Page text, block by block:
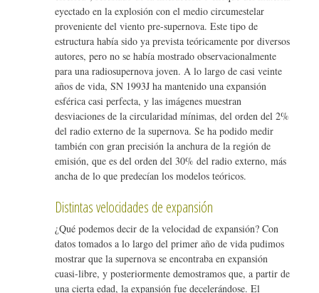
eyectado en la explosión con el medio circumestelar
proveniente del viento pre-supernova. Este tipo de
estructura había sido ya prevista teóricamente por diversos
autores, pero no se había mostrado observacionalmente
para una radiosupernova joven. A lo largo de casi veinte
años de vida, SN 1993J ha mantenido una expansión
esférica casi perfecta, y las imágenes muestran
desviaciones de la circularidad mínimas, del orden del 2%
del radio externo de la supernova. Se ha podido medir
también con gran precisión la anchura de la región de
emisión, que es del orden del 30% del radio externo, más
ancha de lo que predecían los modelos teóricos.
Distintas velocidades de expansión
¿Qué podemos decir de la velocidad de expansión? Con
datos tomados a lo largo del primer año de vida pudimos
mostrar que la supernova se encontraba en expansión
cuasi-libre, y posteriormente demostramos que, a partir de
una cierta edad, la expansión fue decelerándose. El